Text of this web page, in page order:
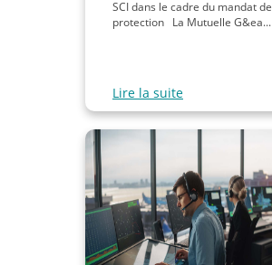
SCI dans le cadre du mandat de
protection La Mutuelle G&ea...
Lire la suite